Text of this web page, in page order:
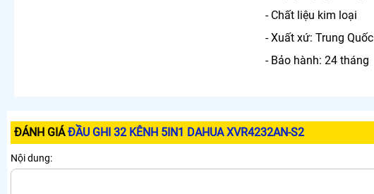
- Chất liệu kim loại
- Xuất xứ: Trung Quốc
- Bảo hành: 24 tháng
ĐÁNH GIÁĐẦU GHI 32 KÊNH 5IN1 DAHUA XVR4232AN-S2
Nội dung: